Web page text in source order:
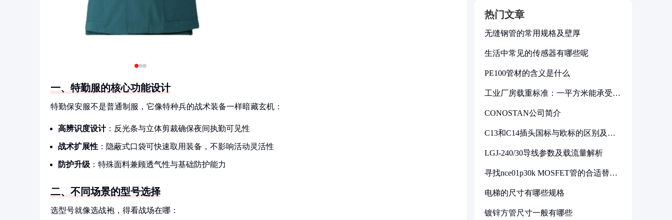
一、特勤服的核心功能设计
特勤保安服不是普通制服，它像特种兵的战术装备一样暗藏玄机：
高辨识度设计：反光条与立体剪裁确保夜间执勤可见性
战术扩展性 ：隐蔽式口袋可快速取用装备，不影响活动灵活性
防护升级 ：特殊面料兼顾透气性与基础防护能力
二、不同场景的型号选择
选型号就像选战袍，得看战场在哪：
热门文章
无缝钢管的常用规格及壁厚
生活中常见的传感器有哪些呢
PE100管材的含义是什么
工业厂房载重标准：一平方米能承受多
CONOSTAN公司简介
C13和C14插头国标与欧标的区别及其
LGJ-240/30导线参数及载流量解析
寻找nce01p30k MOSFET管的合适替代
电梯的尺寸有哪些规格
镀锌方管尺寸一般有哪些